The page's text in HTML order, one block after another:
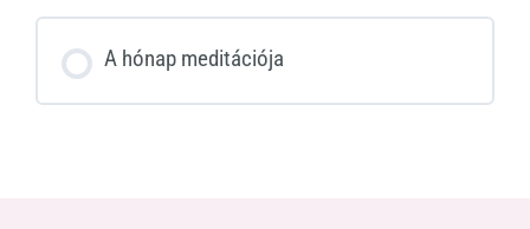
A hónap meditációja